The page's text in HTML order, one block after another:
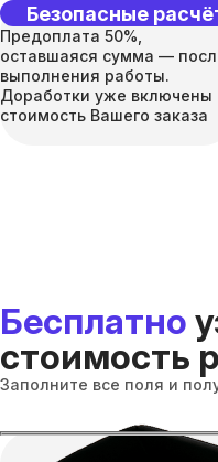
Безопасные
Предоплата 50%,
оставшаяся сумма —
выполнения работы.
Доработки уже включены
стоимость Вашего заказа
Бесплатно
стоимость
Заполните все поля и